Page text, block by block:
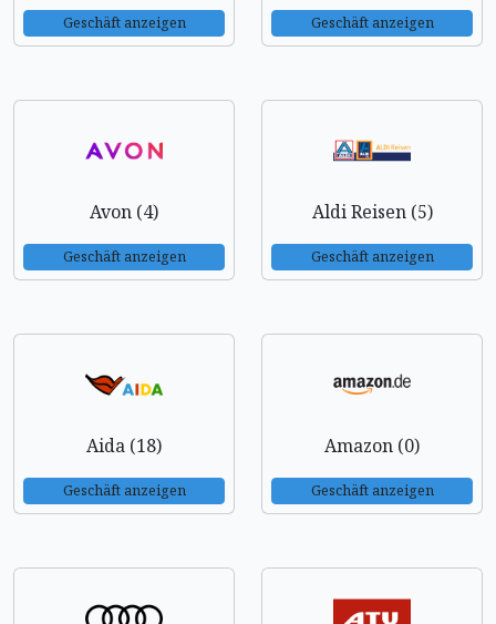
Geschäft anzeigen Geschäft anzeigen
Avon (4)
Geschäft anzeigen
Aldi Reisen (5)
Geschäft anzeigen
Aida (18)
Geschäft anzeigen
Amazon (0)
Geschäft anzeigen